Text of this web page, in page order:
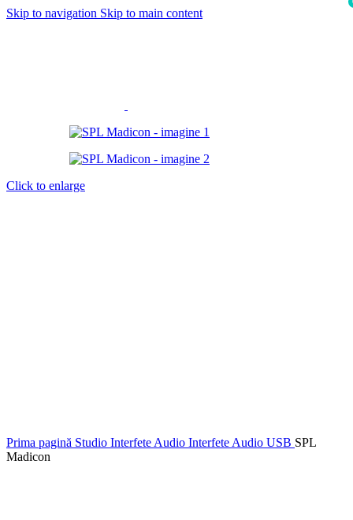
Skip to navigation Skip to main content
Click to enlarge
Prima pagină Studio Interfete Audio Interfete Audio USB SPL
Madicon